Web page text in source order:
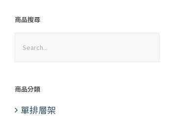
商品搜尋
商品分類
單排層架